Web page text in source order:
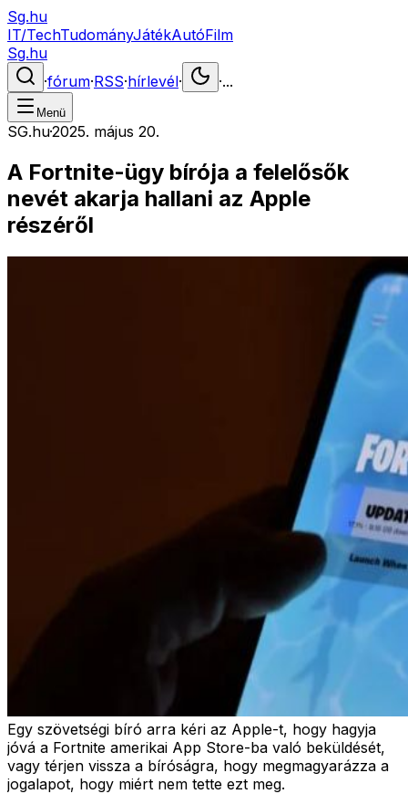
Sg.hu
IT/TechTudományJátékAutóFilm
Sg.hu
·fórum·RSS·hírlevél· ·...
Menü
SG.hu·2025. május 20.
A Fortnite-ügy bírója a felelősők
nevét akarja hallani az Apple
részéről
Egy szövetségi bíró arra kéri az Apple-t, hogy hagyja
jóvá a Fortnite amerikai App Store-ba való beküldését,
vagy térjen vissza a bíróságra, hogy megmagyarázza a
jogalapot, hogy miért nem tette ezt meg.